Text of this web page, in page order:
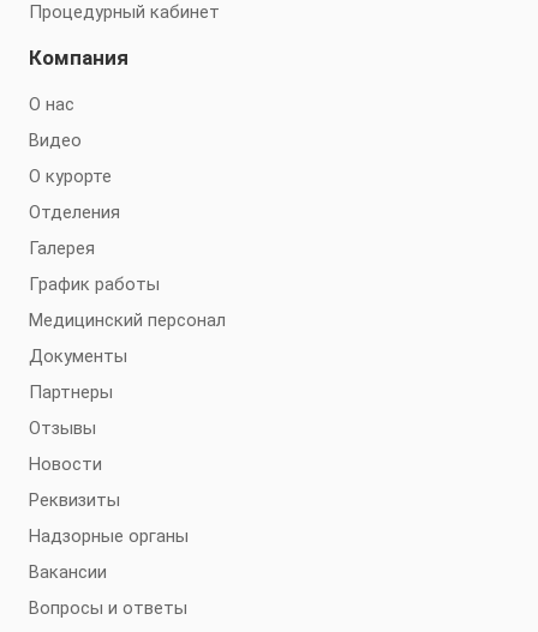
Процедурный кабинет
Компания
О нас
Видео
О курорте
Отделения
Галерея
График работы
Медицинский персонал
Документы
Партнеры
Отзывы
Новости
Реквизиты
Надзорные органы
Вакансии
Вопросы и ответы